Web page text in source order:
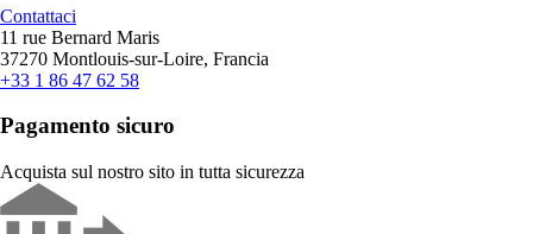
Contattaci
11 rue Bernard Maris
37270 Montlouis-sur-Loire, Francia
+33 1 86 47 62 58
Pagamento sicuro
Acquista sul nostro sito in tutta sicurezza